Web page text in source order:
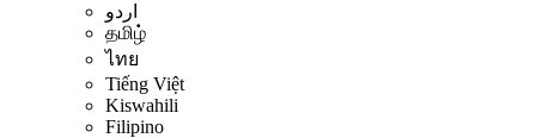
اردو
தமிழ்
ไทย
Tiếng Việt
Kiswahili
Filipino